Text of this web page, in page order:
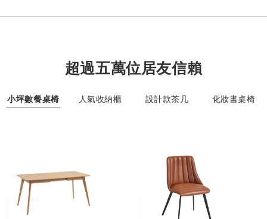
超過五萬位居友信賴
小坪數餐桌椅 人氣收納櫃 設計款茶几 化妝書桌椅